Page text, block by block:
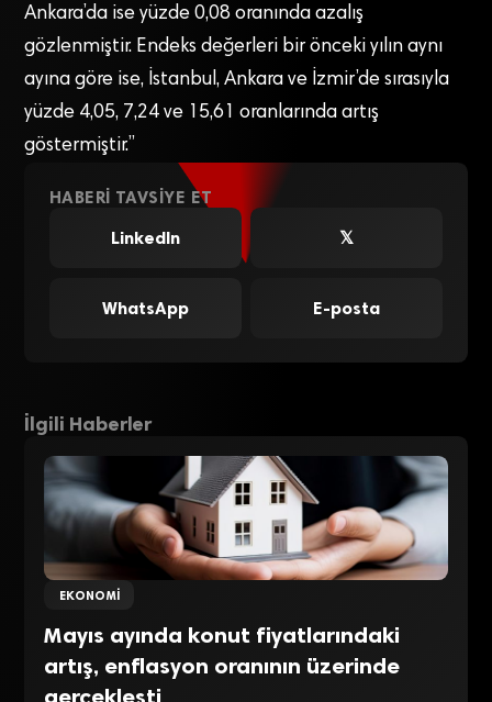
Ankara’da ise yüzde 0,08 oranında azalış
gözlenmiştir. Endeks değerleri bir önceki yılın aynı
ayına göre ise, İstanbul, Ankara ve İzmir’de sırasıyla
yüzde 4,05, 7,24 ve 15,61 oranlarında artış
göstermiştir.”
HABERI TAVSIYE ET
LinkedIn
𝕏
WhatsApp E-posta
İlgili Haberler
EKONOMI
Mayıs ayında konut fiyatlarındaki
artış, enflasyon oranının üzerinde